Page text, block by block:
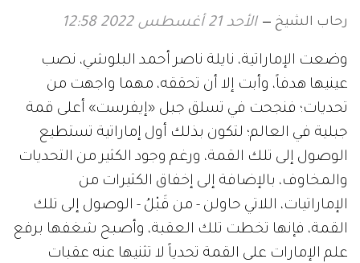
رحاب الشيخ الأحد 21 أغسطس 2022 12:58
وضعت الإماراتية، نايلة ناصر أحمد البلوشي، نصب
عينيها هدفاً، وأبت إلا أن تحققه، مهما واجهت من
تحديات؛ فنجحت في تسلق جبل «إيفرست» أعلى قمة
جبلية في العالم؛ لتكون بذلك أول إماراتية تستطيع
الوصول إلى تلك القمة، ورغم وجود الكثير من التحديات
والمخاوف، بالإضافة إلى إخفاق الكثيرات من
الإماراتيات، اللاتي حاولن - من قَبْلُ - الوصول إلى تلك
القمة، فإنها تخطت تلك العقبة، وأصبح شغفها برفع
علم الإمارات على القمة تحدياً لا تثنيها عنه عقبات